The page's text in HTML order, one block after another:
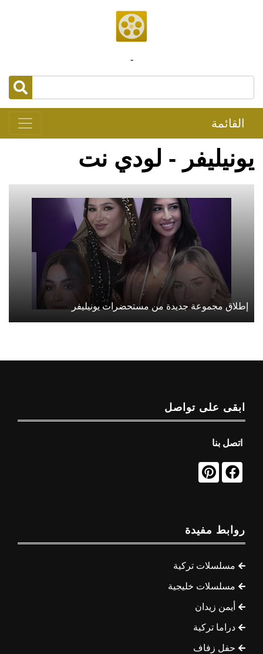
-
القائمة
يونيليفر - لودي نت
إطلاق مجموعة جديدة من مستحضرات يونيليفر
ابقى على تواصل
اتصل بنا
روابط مفيدة
مسلسلات تركية
مسلسلات خليجية
أيمن زيدان
دراما تركية
حفل زفاف